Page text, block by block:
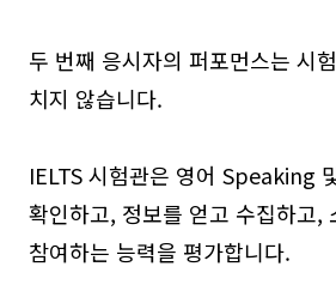
두 번째 응시자의 퍼포먼스는 시
치지 않습니다.
IELTS 시험관은 영어 Speaking
확인하고, 정보를 얻고 수집하고,
참여하는 능력을 평가합니다.